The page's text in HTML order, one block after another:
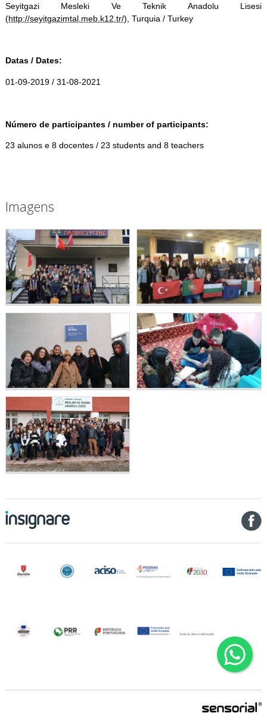
Seyitgazi Mesleki Ve Teknik Anadolu Lisesi
(http://seyitgazimtal.meb.k12.tr/), Turquia / Turkey
Datas / Dates:
01-09-2019 / 31-08-2021
Número de participantes / number of participants:
23 alunos e 8 docentes / 23 students and 8 teachers
Imagens